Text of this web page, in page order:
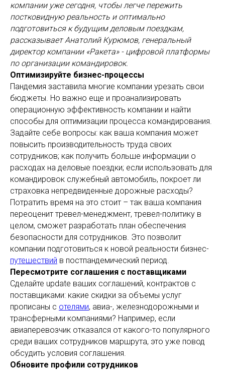
компании уже сегодня, чтобы легче пережить
постковидную реальность и оптимально
подготовиться к будущим деловым поездкам,
рассказывает Анатолий Курюмов, генеральный
директор компании «Ракета» - цифровой платформы
по организации командировок.
Оптимизируйте бизнес-процессы
Пандемия заставила многие компании урезать свои
бюджеты. Но важно еще и проанализировать
операционную эффективность компании и найти
способы для оптимизации процесса командирования.
Задайте себе вопросы: как ваша компания может
повысить производительность труда своих
сотрудников; как получить больше информации о
расходах на деловые поездки; если использовать для
командировок служебный автомобиль, покроет ли
страховка непредвиденные дорожные расходы?
Потратить время на это стоит – так ваша компания
переоценит тревел-менеджмент, тревел-политику в
целом, сможет разработать план обеспечения
безопасности для сотрудников. Это позволит
компании подготовиться к новой реальности бизнес-
путешествий в постпандемический период.
Пересмотрите соглашения с поставщиками
Сделайте update ваших соглашений, контрактов с
поставщиками: какие скидки за объемы услуг
прописаны с отелями, авиа-, железнодорожными и
трансферными компаниями? Например, если
авиаперевозчик отказался от какого-то популярного
среди ваших сотрудников маршрута, это уже повод
обсудить условия соглашения.
Обновите профили сотрудников